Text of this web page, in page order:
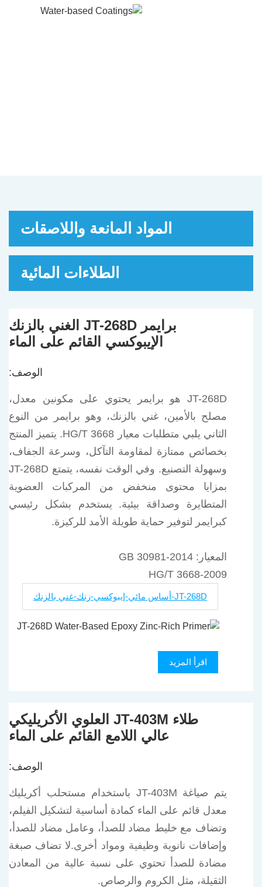
برايمر JT-268D الغني بالزنك
الإيبوكسي القائم على الماء
الوصف:
JT-268D هو برايمر يحتوي على مكونين معدل،
مصلح بالأمين، غني بالزنك، وهو برايمر من النوع
الثاني يلبي متطلبات معيار HG/T 3668. يتميز المنتج
بخصائص ممتازة لمقاومة التآكل، وسرعة الجفاف،
وسهولة التصنيع. وفي الوقت نفسه، يتمتع JT-268D
بمزايا محتوى منخفض من المركبات العضوية
المتطايرة وصداقة بيئية. يستخدم بشكل رئيسي
كبرايمر لتوفير حماية طويلة الأمد للركيزة.
المعيار: GB 30981-2014
HG/T 3668-2009
JT-268D-أساس مائي-إيبوكسي-زنك-غني بالزنك
اقرأ المزيد
طلاء JT-403M العلوي الأكريليكي
عالي اللامع القائم على الماء
الوصف:
يتم صياغة JT-403M باستخدام مستحلب أكريليك
معدل قائم على الماء كمادة أساسية لتشكيل الفيلم،
وتضاف مع خليط مضاد للصدأ، وعامل مضاد للصدأ،
وإضافات نانوية وظيفية ومواد أخرى.لا تضاف صبغة
مضادة للصدأ تحتوي على نسبة عالية من المعادن
الثقيلة، مثل الكروم والرصاص.
المواد المانعة واللاصقات
الطلاءات المائية